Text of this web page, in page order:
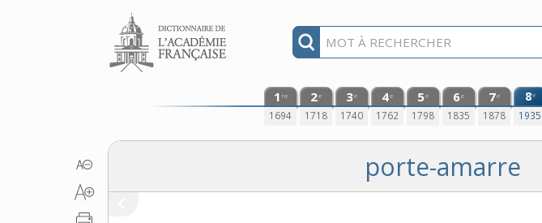
Aller au contenu
1 re
1694
2e
1718
3e
1740
4e
1762
5e
1798
6e
1835
7e
1878
8e
1935
porte-amarre